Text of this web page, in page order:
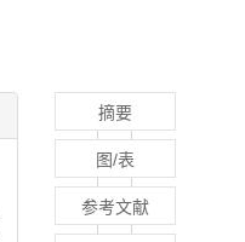
摘要
图/表
参考文献